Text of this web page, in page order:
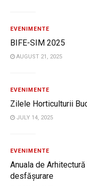
EVENIMENTE
BIFE-SIM 2025
AUGUST 21, 2025
EVENIMENTE
Zilele Horticulturii
JULY 14, 2025
EVENIMENTE
Anuala de
desfășurare